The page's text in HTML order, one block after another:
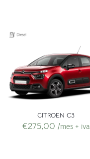
CITROEN C3
€275,00 /mes + iva